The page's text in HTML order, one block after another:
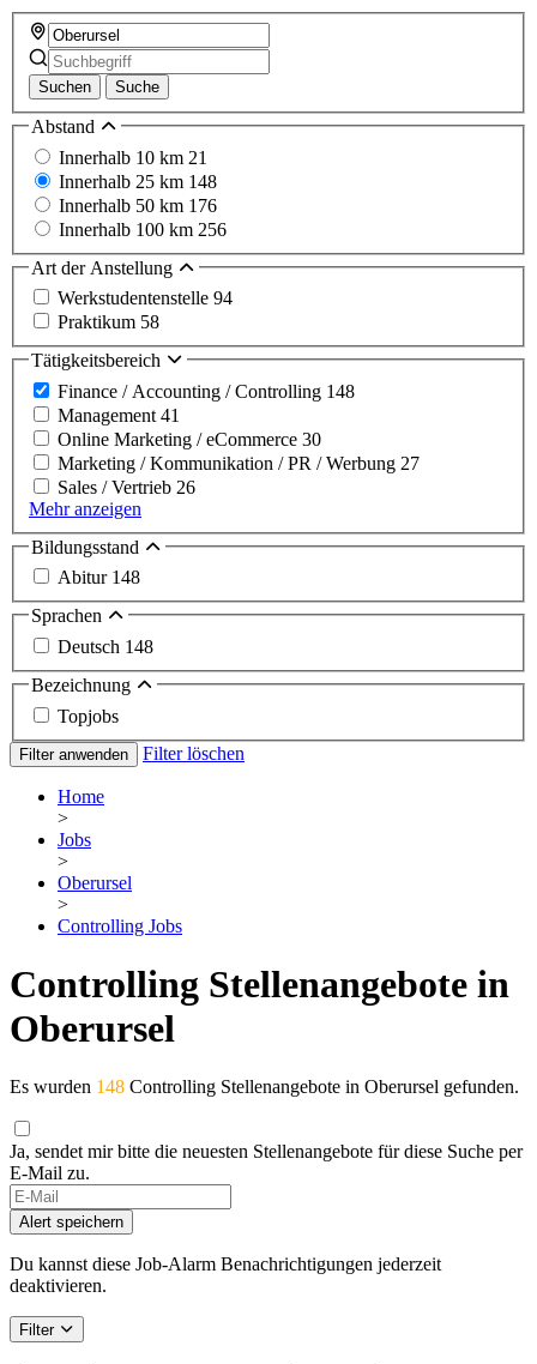
Suchen Suche
Abstand
Innerhalb 10 km 21
Innerhalb 25 km 148
Innerhalb 50 km 176
Innerhalb 100 km 256
Art der Anstellung
Werkstudentenstelle 94
Praktikum 58
Tätigkeitsbereich
Finance / Accounting / Controlling 148
Management 41
Online Marketing / eCommerce 30
Marketing / Kommunikation / PR / Werbung 27
Sales / Vertrieb 26
Mehr anzeigen
Bildungsstand
Abitur 148
Sprachen
Deutsch 148
Bezeichnung
Topjobs
Filter anwenden Filter löschen
Home
>
Jobs
>
Oberursel
>
Controlling Jobs
Controlling Stellenangebote in
Oberursel
Es wurden 148 Controlling Stellenangebote in Oberursel gefunden.
Ja, sendet mir bitte die neuesten Stellenangebote für diese Suche per
E-Mail zu.
Alert speichern
Du kannst diese Job-Alarm Benachrichtigungen jederzeit
deaktivieren.
Filter